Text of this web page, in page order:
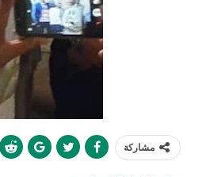
مشاركة